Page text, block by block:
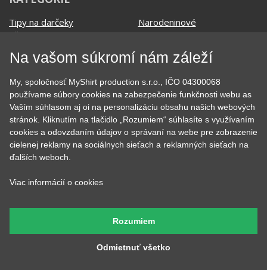
Tipy na darčeky
Všetky motívy
Auto - Moto
Cestovanie
EKG - moje srdce bije
Evolúcia
Film a Seriál
Geek
Hobby
Jedlo, pitie a relax
Láska
Narodeninové
Pre kamarátky a kamarátov
Rodinné
Sex
Športy
Školské
Tehotenské tričká
Vianoce a Veľká noc
Na vašom súkromí nám záleží
My, spoločnosť MyShirt production s.r.o., IČO 04300068
používame súbory cookies na zabezpečenie funkčnosti webu as
Vaším súhlasom aj oi na personalizáciu obsahu našich webových
stránok. Kliknutím na tlačidlo „Rozumiem“ súhlasíte s využívaním
cookies a odovzdaním údajov o správaní na webe pre zobrazenie
cielenej reklamy na sociálnych sieťach a reklamných sieťach na
ďalších weboch.
Viac informácií o cookies
Odmietnuť všetko
Rozumiem